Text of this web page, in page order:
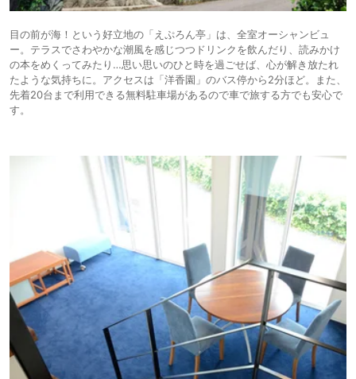
目の前が海！という好立地の「えぷろん亭」は、全室オーシャンビュ
ー。テラスでさわやかな潮風を感じつつドリンクを飲んだり、読みかけ
の本をめくってみたり…思い思いのひと時を過ごせば、心が解き放たれ
たような気持ちに。アクセスは「洋香園」のバス停から2分ほど。また、
先着20台まで利用できる無料駐車場があるので車で旅する方でも安心で
す。